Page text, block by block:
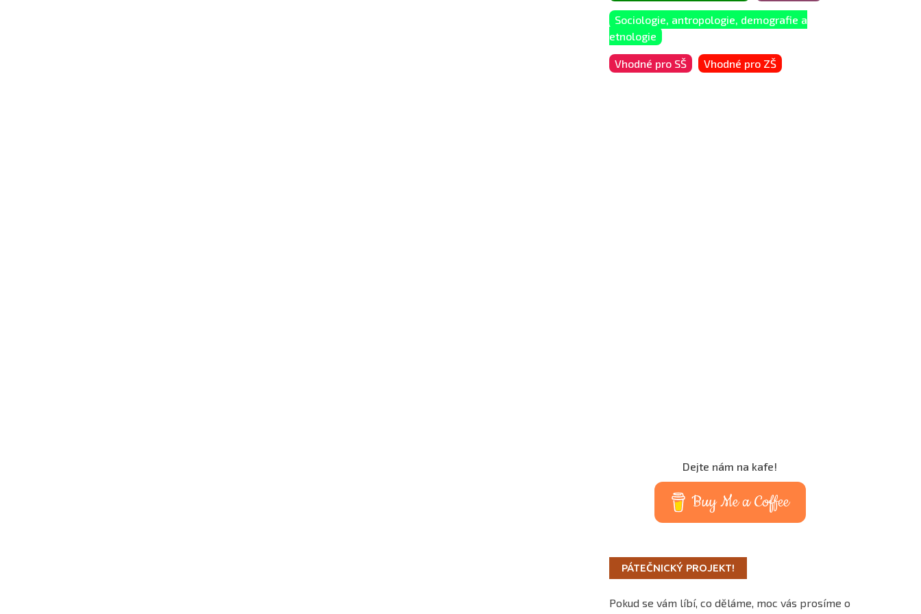
Sociologie, antropologie, demografie a
etnologie
Vhodné pro SŠ Vhodné pro ZŠ
Dejte nám na kafe!
Buy Me a Coffee
PÁTEČNICKÝ PROJEKT!
Pokud se vám líbí, co děláme, moc vás prosíme o